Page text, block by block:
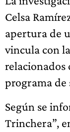
Celsa
apertura de
vincula con
relacionados
programa de
Según se
Trinchera”,